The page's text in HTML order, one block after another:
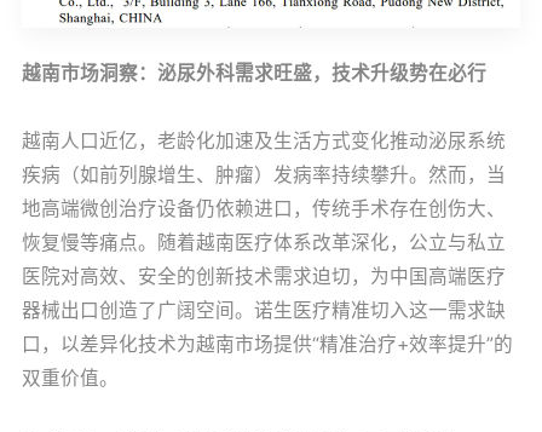
越南市场洞察：泌尿外科需求旺盛，技术升级势在必行
越南人口近亿，老龄化加速及生活方式变化推动泌尿系统
疾病（如前列腺增生、肿瘤）发病率持续攀升。然而，当
地高端微创治疗设备仍依赖进口，传统手术存在创伤大、
恢复慢等痛点。随着越南医疗体系改革深化，公立与私立
医院对高效、安全的创新技术需求迫切，为中国高端医疗
器械出口创造了广阔空间。诺生医疗精准切入这一需求缺
口，以差异化技术为越南市场提供“精准治疗+效率提升”的
双重价值。